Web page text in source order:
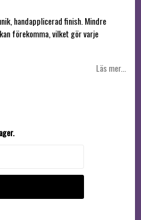
handapplicerad finish. Mindre
förekomma, vilket gör varje
Läs mer...